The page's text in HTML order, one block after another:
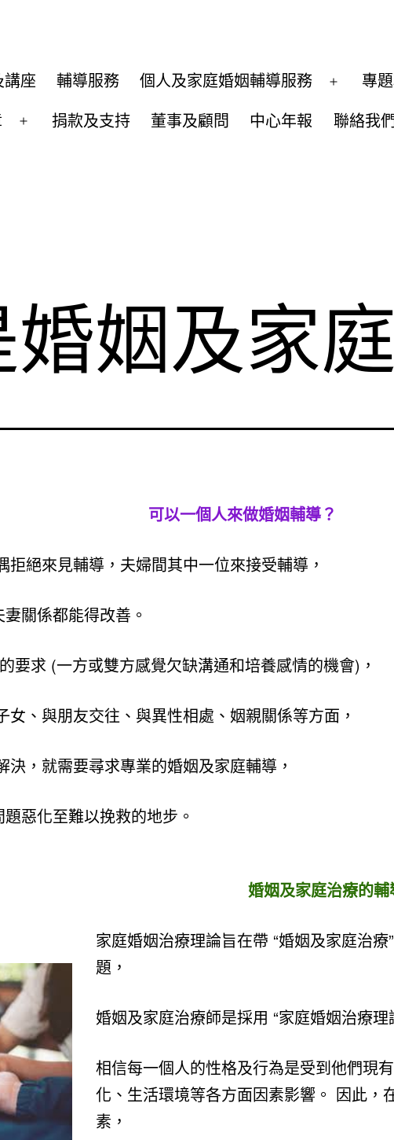
講座 輔導服務 個人及家庭婚姻輔導服務
開
啟
專
開
捐款及支持 董事及顧問 中心年報 聯絡我們
姻及家
可以一個人來做婚姻輔導？
絕來見輔導，夫婦間其中一位來接受輔導，
關係都能得改善。
要求 (一方或雙方感覺欠缺溝通和培養感情的機會)，
、與朋友交往、與異性相處、姻親關係等方面，
，就需要尋求專業的婚姻及家庭輔導，
惡化至難以挽救的地步。
婚姻及家庭治療的
家庭婚姻治療理論旨在帶 “婚姻及家庭治
題，
婚姻及家庭治療師是採用 “家庭婚姻治療理
相信每一個人的性格及行為是受到他們現
化、生活環境等各方面因素影響。 因此，
素，